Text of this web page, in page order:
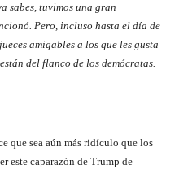
sabes, tuvimos una gran
Pero, incluso hasta el día de
amigables a los que les gusta
del flanco de los demócratas.
que sea aún más ridículo que los
este caparazón de Trump de